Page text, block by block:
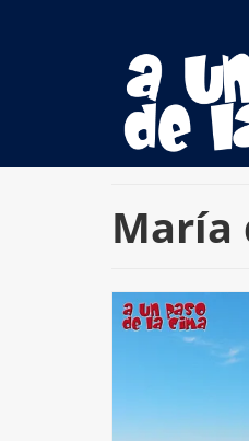
María